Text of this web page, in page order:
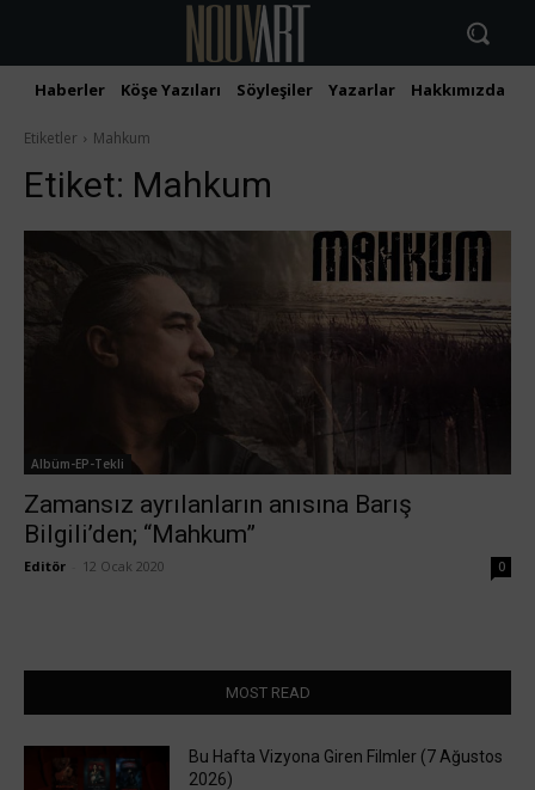
Haberler Köşe Yazıları Söyleşiler Yazarlar Hakkımızda
Etiketler Mahkum
Etiket: Mahkum
Albüm-EP-Tekli
Zamansız ayrılanların anısına Barış
Bilgili’den; “Mahkum”
Editör 12 Ocak 2020 0
MOST READ
Bu Hafta Vizyona Giren Filmler (7 Ağustos
2026)